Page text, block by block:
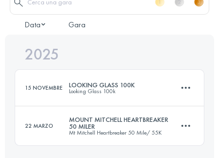
Data Gara
2025
15 NOVEMBRE LOOKING GLASS 100K
Looking Glass 100k
100 KM2950 M+
22 MARZO
MOUNT MITCHELL HEARTBREAKER
50 MILER
Mt Mitchell Heartbreaker 50 Mile/ 55K